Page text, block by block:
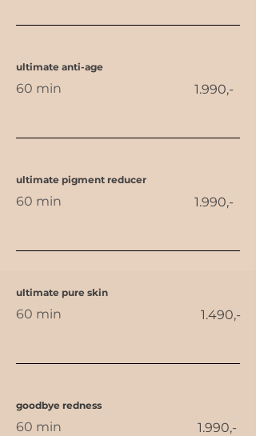
ultimate anti-age
60 min 1.990,-
ultimate pigment reducer
60 min 1.990,-
ultimate pure skin
60 min 1.490,-
goodbye redness
60 min 1.990,-